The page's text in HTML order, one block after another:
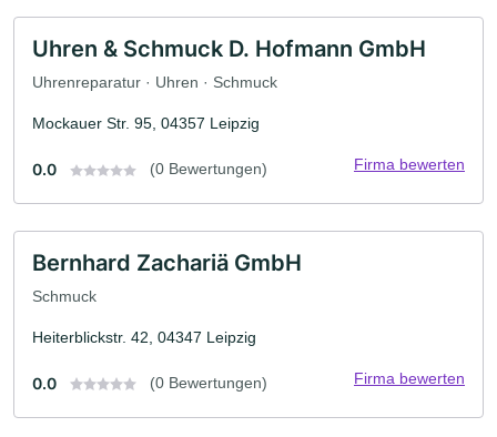
Uhren & Schmuck D. Hofmann GmbH
Uhrenreparatur · Uhren · Schmuck
Mockauer Str. 95, 04357 Leipzig
0.0 (0 Bewertungen) Firma bewerten
Bernhard Zachariä GmbH
Schmuck
Heiterblickstr. 42, 04347 Leipzig
0.0 (0 Bewertungen) Firma bewerten